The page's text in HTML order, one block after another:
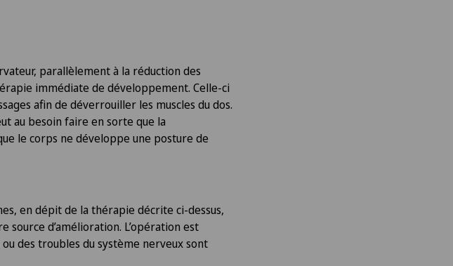
parallèlement à la réduction des
immédiate de développement. Celle-ci
afin de déverrouiller les muscles du dos.
au besoin faire en sorte que la
le corps ne développe une posture de
en dépit de la thérapie décrite ci-dessus,
d’amélioration. L’opération est
des troubles du système nerveux sont